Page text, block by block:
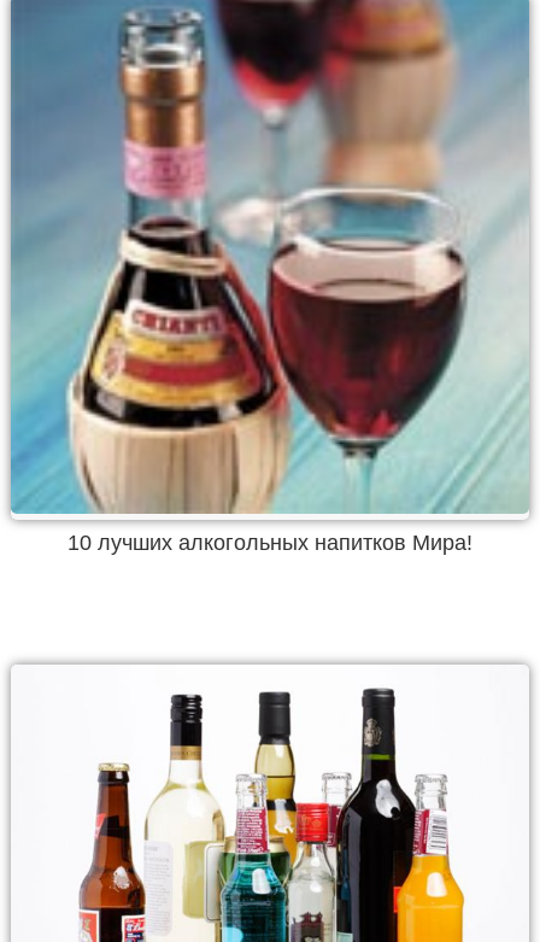
10 лучших алкогольных напитков Мира!